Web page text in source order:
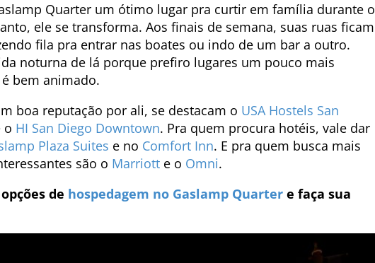
Quarter um ótimo lugar pra curtir em família durante o
ele se transforma. Aos finais de semana, suas ruas ficam
fila pra entrar nas boates ou indo de um bar a outro.
noturna de lá porque prefiro lugares um pouco mais
bem animado.
boa reputação por ali, se destacam o USA Hostels San
o HI San Diego Downtown. Pra quem procura hotéis, vale dar
Plaza Suites e no Comfort Inn. E pra quem busca mais
são o Marriott e o Omni.
de hospedagem no Gaslamp Quarter e faça sua